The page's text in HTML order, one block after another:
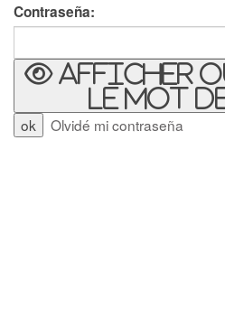
Contraseña:
Afficher
le mot
Olvidé mi contraseña